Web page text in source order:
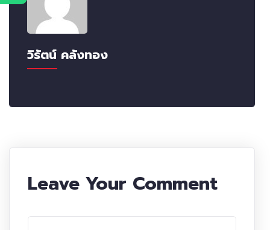
วิรัตน์ คลังทอง
Leave Your Comment